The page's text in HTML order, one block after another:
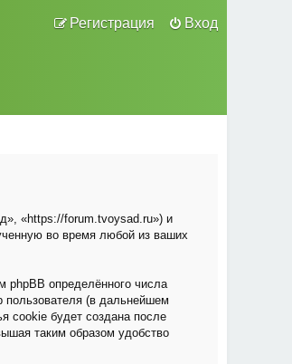
Вход
Регистрация
«https://forum.tvoysad.ru») и
во время любой из ваших
определённого числа
(в дальнейшем
cookie будет создана после
таким образом удобство